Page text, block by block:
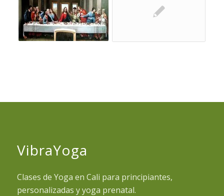
VibraYoga
Clases de Yoga en Cali para principiantes,
personalizadas y yoga prenatal.